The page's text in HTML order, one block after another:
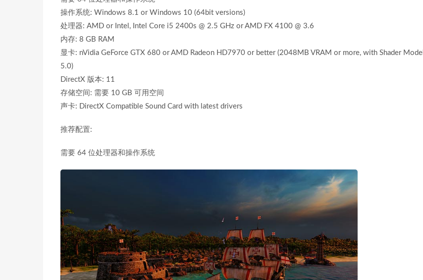
操作系统: Windows 8.1 or Windows 10 (64bit versions)
处理器: AMD or Intel, Intel Core i5 2400s @ 2.5 GHz or AMD FX 4100 @ 3.6
内存: 8 GB RAM
显卡: nVidia GeForce GTX 680 or AMD Radeon HD7970 or better (2048MB VRAM or more, with Shader Model
5.0)
DirectX 版本: 11
存储空间: 需要 10 GB 可用空间
声卡: DirectX Compatible Sound Card with latest drivers
推荐配置:
需要 64 位处理器和操作系统